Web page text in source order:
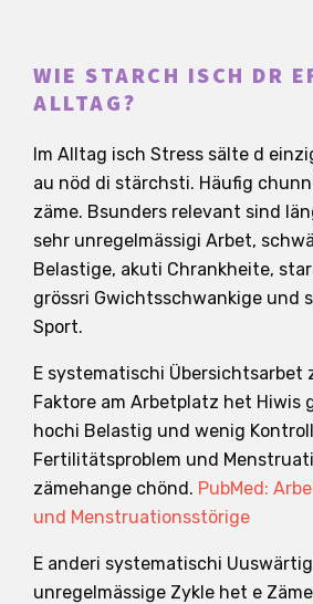
WIE STARCH ISCH DR
ALLTAG?
Im Alltag isch Stress sälte d
au nöd di stärchsti. Häufig
zäme. Bsunders relevant sind
sehr unregelmässigi Arbet,
Belastige, akuti Chrankheite,
grössri Gwichtsschwankige und
Sport.
E systematischi Übersichtsarbet
Faktore am Arbetplatz het Hiwis
hochi Belastig und wenig
Fertilitätsproblem und
zämehange chönd. PubMed:
und Menstruationsstörige
E anderi systematischi
unregelmässige Zykle het e